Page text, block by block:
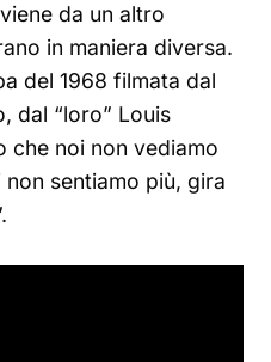
da un altro
in maniera diversa.
del 1968 filmata dal
dal “loro” Louis
che noi non vediamo
sentiamo più, gira